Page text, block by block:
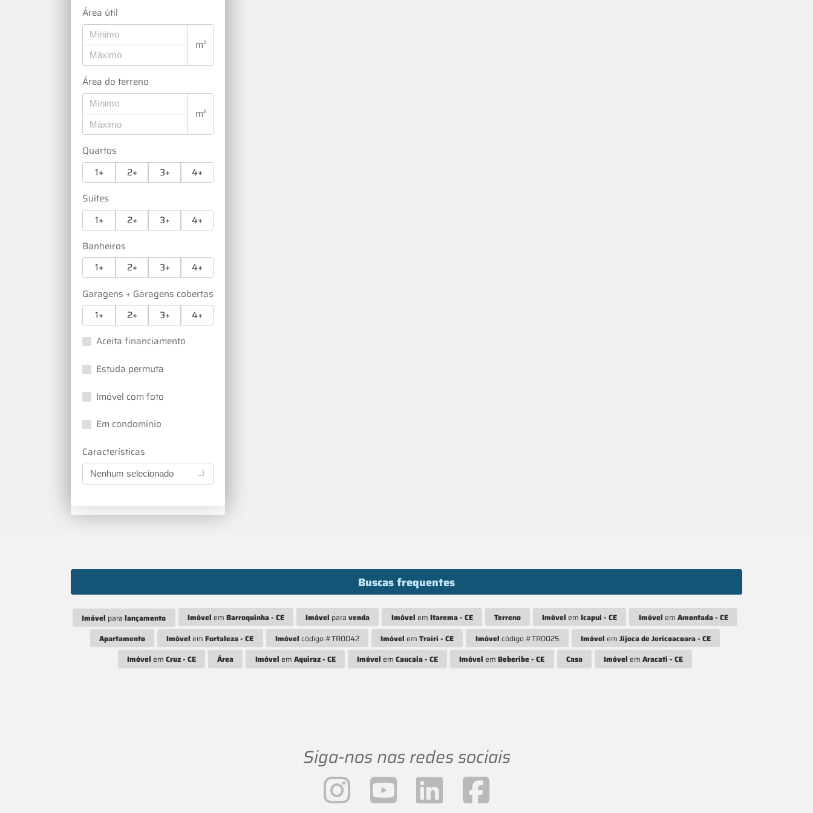
Área útil
m²
Área do terreno
m²
Quartos
1+
2+ 3+
4+
Suítes
1+
2+ 3+
4+
Banheiros
1+
2+ 3+
4+
Garagens + Garagens cobertas
1+
2+ 3+
4+
Aceita financiamento
Estuda permuta
Imóvel com foto
Em condomínio
Características
Nenhum selecionado
Buscas frequentes
Imóvel paralançamento Imóvel em Barroquinha - CE Imóvel paravenda Imóvel em Itarema - CE Terreno Imóvel emIcapuí - CE Imóvel em Amontada - CE
Apartamento
Imóvel emFortaleza - CE Imóvel código #TR0042 Imóvel emTrairi - CE Imóvel código #TR0025 Imóvel em Jijoca de Jericoacoara - CE
Imóvel em Cruz - CE Área Imóvel em Aquiraz - CE Imóvel em Caucaia - CE Imóvel emBeberibe - CE Casa Imóvel emAracati - CE
Siga-nos nas redes sociais